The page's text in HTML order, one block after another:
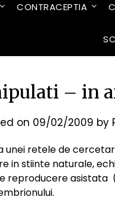
CONTRACEPTIA
– in
on 09/02/2009 by
unei retele de
in stiinte naturale,
reproducere asistata